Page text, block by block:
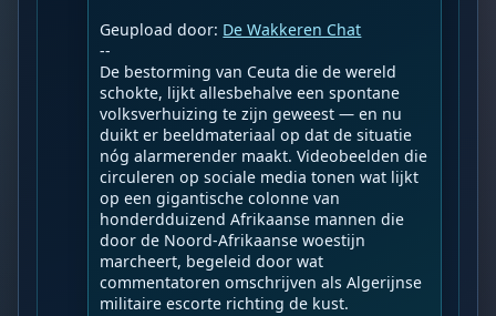
Geupload door: De Wakkeren Chat
--
De bestorming van Ceuta die de wereld
schokte, lijkt allesbehalve een spontane
volksverhuizing te zijn geweest — en nu
duikt er beeldmateriaal op dat de situatie
nóg alarmerender maakt. Videobeelden die
circuleren op sociale media tonen wat lijkt
op een gigantische colonne van
honderdduizend Afrikaanse mannen die
door de Noord-Afrikaanse woestijn
marcheert, begeleid door wat
commentatoren omschrijven als Algerijnse
militaire escorte richting de kust.